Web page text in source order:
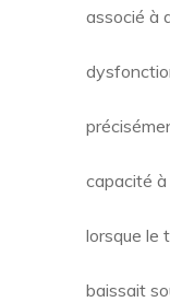
associé à
capacité
lorsque le
baissait